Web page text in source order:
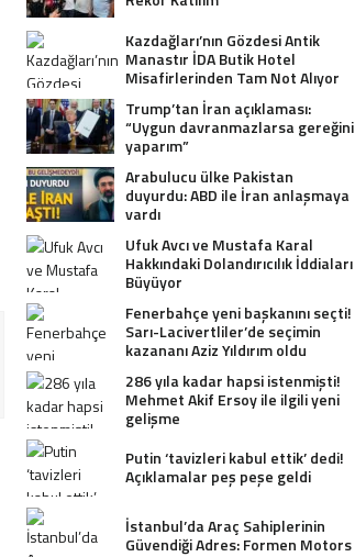
Kazdağları’nın Gözdesi Antik
Manastır İDA Butik Hotel
Misafirlerinden Tam Not Alıyor
Trump’tan İran açıklaması:
“Uygun davranmazlarsa gereğini
yaparım”
Arabulucu ülke Pakistan
duyurdu: ABD ile İran anlaşmaya
vardı
Ufuk Avcı ve Mustafa Karal
Hakkındaki Dolandırıcılık İddiaları
Büyüyor
Fenerbahçe yeni başkanını seçti!
Sarı-Lacivertliler’de seçimin
kazananı Aziz Yıldırım oldu
286 yıla kadar hapsi istenmişti!
Mehmet Akif Ersoy ile ilgili yeni
gelişme
Putin ‘tavizleri kabul ettik’ dedi!
Açıklamalar peş peşe geldi
İstanbul’da Araç Sahiplerinin
Güvendiği Adres: Formen Motors